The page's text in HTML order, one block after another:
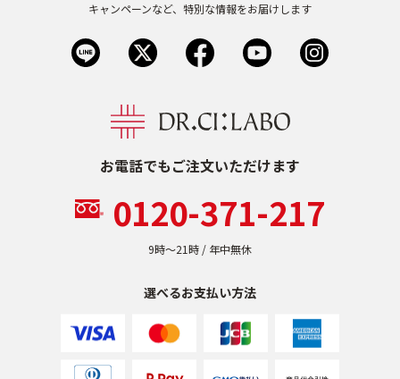
お電話でもご注文いただけます
0120-371-217
9時〜21時 / 年中無休
選べるお支払い方法
キャンペーンなど、特別な情報をお届けします